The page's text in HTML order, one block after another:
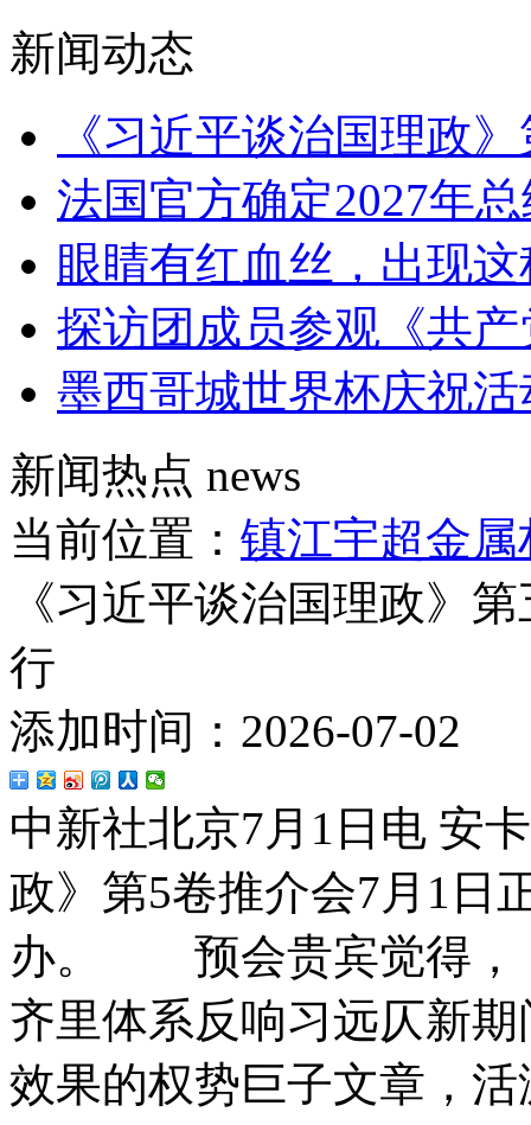
新闻动态
《习近平谈治国理政
法国官方确定2027年
眼睛有红血丝，出现
探访团成员参观《共
墨西哥城世界杯庆祝
新闻热点 news
当前位置： 镇江宇超金
《习近平谈治国理政》
行
添加时间：2026-07-02
中新社北京7月1日电 安
政》第5卷推介会7月1日
办。 预会贵宾觉得，
齐里体系反响习远仄新
效果的权势巨子文章，